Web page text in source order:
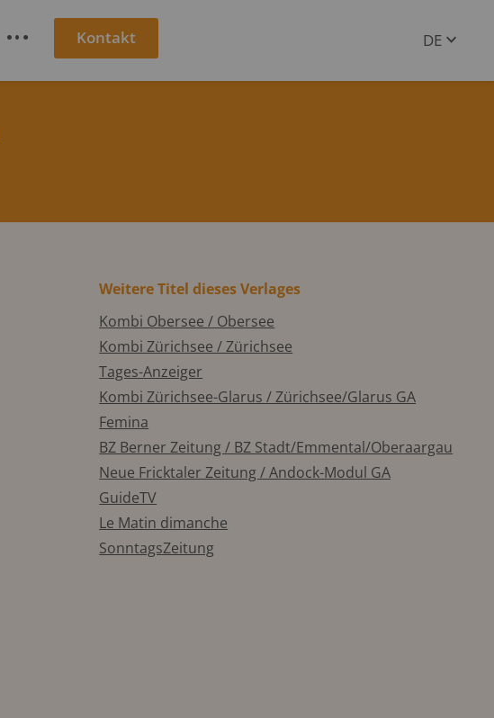
S Kontakt
DE
Weitere Titel dieses Verlages
Kombi Obersee / Obersee
Kombi Zürichsee / Zürichsee
Tages-Anzeiger
Kombi Zürichsee-Glarus / Zürichsee/Glarus GA
Femina
BZ Berner Zeitung / BZ Stadt/Emmental/Oberaargau
Neue Fricktaler Zeitung / Andock-Modul GA
GuideTV
Le Matin dimanche
SonntagsZeitung